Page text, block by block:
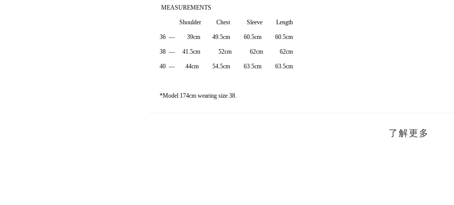
MEASUREMENTS
Shoulder Chest Sleeve Length
36 — 39cm 49.5cm 60.5cm 60.5cm
38 — 41.5cm 52cm 62cm 62cm
40 — 44cm 54.5cm 63.5cm 63.5cm
*Model 174cm wearing size 38.
了解更多